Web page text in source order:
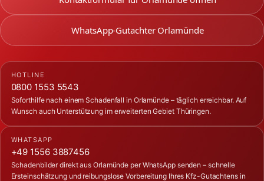
WhatsApp-Gutachter Orlamünde
HOTLINE
0800 1553 5543
Soforthilfe nach einem Schadenfall in Orlamünde – täglich erreichbar. Auf
Wunsch auch Unterstützung im erweiterten Gebiet Thüringen.
WHATSAPP
+49 1556 3887456
Schadenbilder direkt aus Orlamünde per WhatsApp senden – schnelle
Ersteinschätzung und reibungslose Vorbereitung Ihres Kfz-Gutachtens in